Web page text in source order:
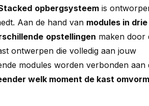
opbergsysteem is
Aan de hand van modules in drie
opstellingen maken door
ontwerpen die volledig aan jouw
modules worden verbonden aan
welk moment de kast